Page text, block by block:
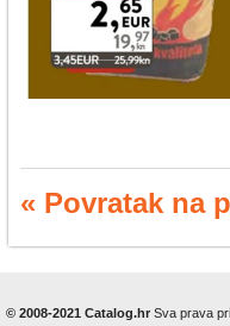
« Povratak na
© 2008-2021 Catalog.hr Sva prava